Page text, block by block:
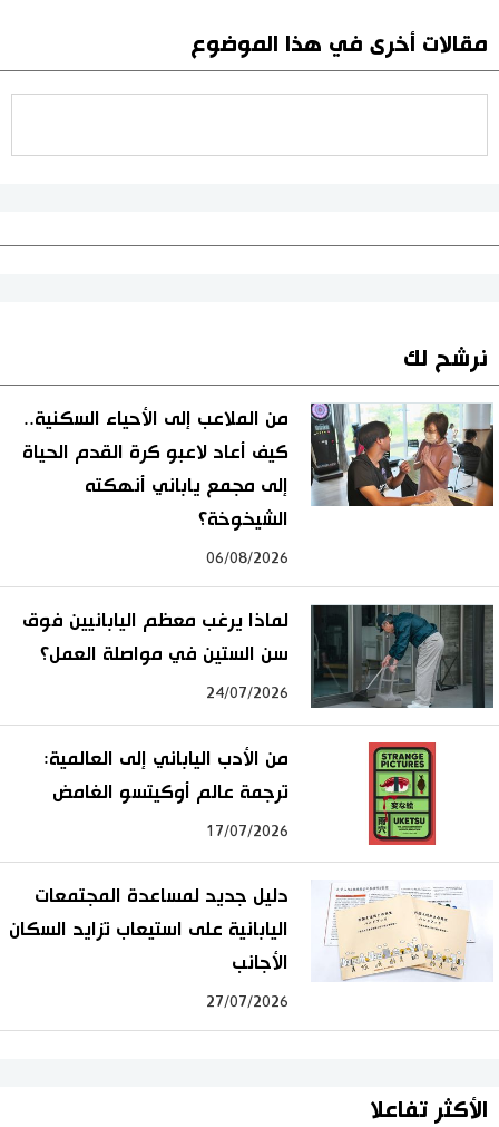
مقالات أخرى في هذا الموضوع
نرشح لك
من الملاعب إلى الأحياء السكنية..
كيف أعاد لاعبو كرة القدم الحياة
إلى مجمع ياباني أنهكته
الشيخوخة؟
06/08/2026
لماذا يرغب معظم اليابانيين فوق
سن الستين في مواصلة العمل؟
24/07/2026
من الأدب الياباني إلى العالمية:
ترجمة عالم أوكيتسو الغامض
17/07/2026
دليل جديد لمساعدة المجتمعات
اليابانية على استيعاب تزايد السكان
الأجانب
27/07/2026
الأكثر تفاعلا